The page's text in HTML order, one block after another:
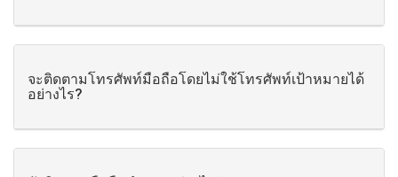
จะติดตามโทรศัพท์มือถือโดยไม่ใช้โทรศัพท์เป้าหมายได้
อย่างไร?